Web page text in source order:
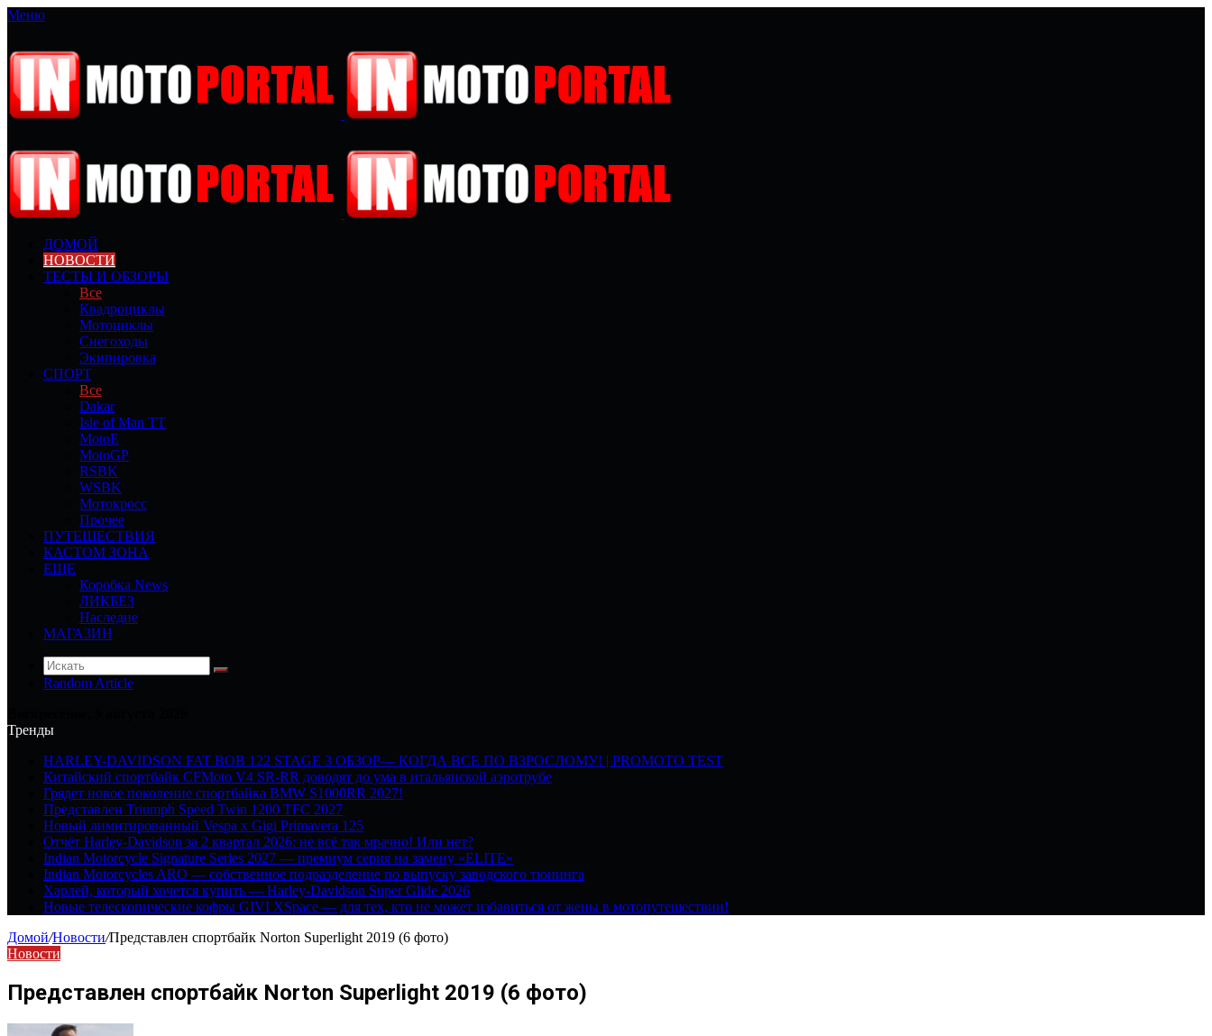
Меню
ДОМОЙ
НОВОСТИ
ТЕСТЫ И ОБЗОРЫ
Все
Квадроциклы
Мотоциклы
Снегоходы
Экипировка
СПОРТ
Все
Dakar
Isle of Man TT
MotoE
MotoGP
RSBK
WSBK
Мотокросс
Прочее
ПУТЕШЕСТВИЯ
КАСТОМ ЗОНА
ЕЩЕ
Коробка News
ЛИКБЕЗ
Наследие
МАГАЗИН
Random Article
Тренды
HARLEY-DAVIDSON FAT BOB 122 STAGE 3 ОБЗОР— КОГДА ВСЕ ПО ВЗРОСЛОМУ! | PROMOTO TEST
Китайский спортбайк CFMoto V4 SR-RR доводят до ума в итальянской аэротрубе
Грядет новое поколение спортбайка BMW S1000RR 2027!
Представлен Triumph Speed Twin 1200 TFC 2027
Новый лимитированный Vespa x Gigi Primavera 125
Отчёт Harley-Davidson за 2 квартал 2026: не всё так мрачно! Или нет?
Indian Motorcycle Signature Series 2027 — премиум серия на замену «ELITE»
Indian Motorcycles ARO — собственное подразделение по выпуску заводского тюнинга
Харлей, который хочется купить — Harley-Davidson Super Glide 2026
Новые телескопические кофры GIVI XSpace — для тех, кто не может избавиться от жены в мотопутешествии!
Домой/Новости/Представлен спортбайк Norton Superlight 2019 (6 фото)
Новости
Представлен спортбайк Norton Superlight 2019 (6 фото)